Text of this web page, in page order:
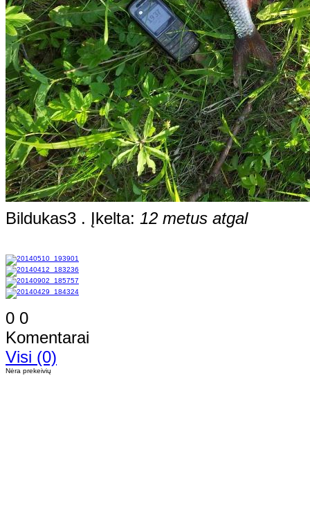
Bildukas3 . Įkelta: 12 metus atgal
0 0
Komentarai
Visi (0)
Nėra prekeivių